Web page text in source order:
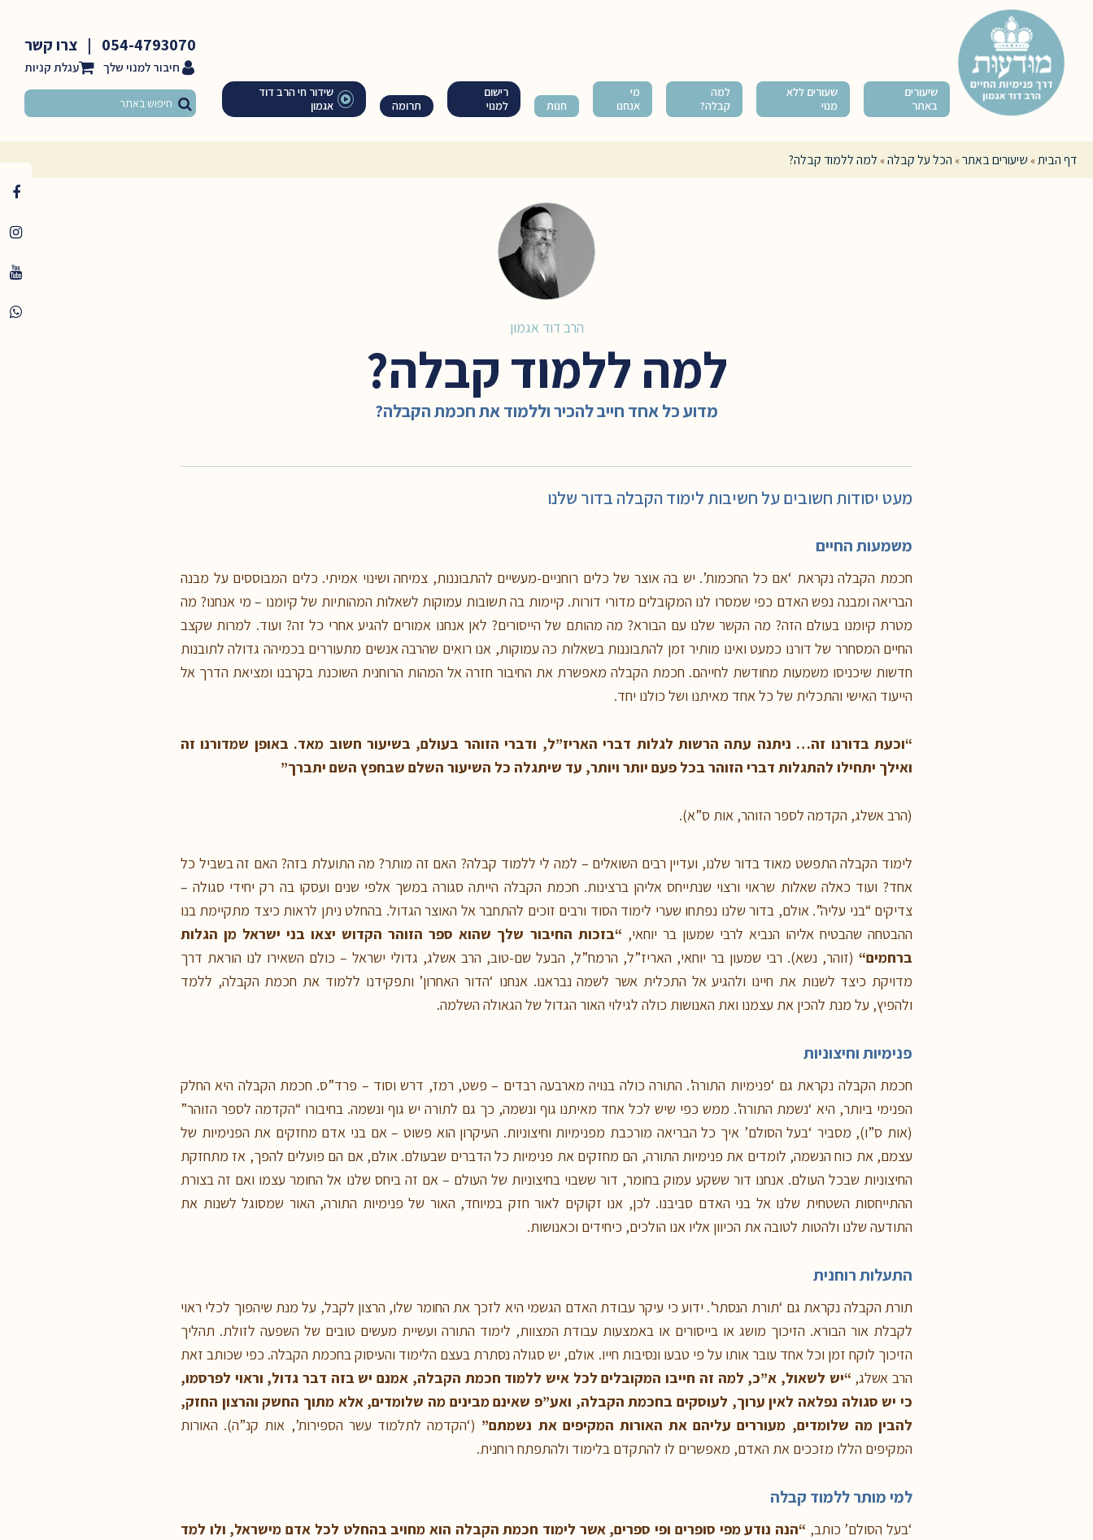
שיעורים
באתר
שעורים ללא
מנוי
למה
קבלה?
מי
אנחנו
חנות
רישום
למנוי
תרומה
שידור חי הרב דוד
אגמון
054-4793070
| צרו קשר
חיבור למנוי שלך
דף הבית» שיעורים באתר» הכל על קבלה» למה ללמוד קבלה?
הרב דוד אגמון
למה ללמוד קבלה?
מדוע כל אחד חייב להכיר וללמוד את חכמת הקבלה?
מעט יסודות חשובים על חשיבות לימוד הקבלה בדור שלנו
משמעות החיים
חכמת הקבלה נקראת ‘אם כל החכמות’. יש בה אוצר של כלים רוחניים-מעשיים להתבוננות, צמיחה ושינוי אמיתי. כלים המבוססים על מבנה
הבריאה ומבנה נפש האדם כפי שמסרו לנו המקובלים מדורי דורות. קיימות בה תשובות עמוקות לשאלות המהותיות של קיומנו – מי אנחנו? מה
מטרת קיומנו בעולם הזה? מה הקשר שלנו עם הבורא? מה מהותם של הייסורים? לאן אנחנו אמורים להגיע אחרי כל זה? ועוד. למרות שקצב
החיים המסחרר של דורנו כמעט ואינו מותיר זמן להתבוננות בשאלות כה עמוקות, אנו רואים שהרבה אנשים מתעוררים בכמיהה גדולה לתובנות
חדשות שיכניסו משמעות מחודשת לחייהם. חכמת הקבלה מאפשרת את החיבור חזרה אל המהות הרוחנית השוכנת בקרבנו ומציאת הדרך אל
הייעוד האישי והתכלית של כל אחד מאיתנו ושל כולנו יחד.
“וכעת בדורנו זה… ניתנה עתה הרשות לגלות דברי האריז”ל, ודברי הזוהר בעולם, בשיעור חשוב מאד. באופן שמדורנו זה
ואילך יתחילו להתגלות דברי הזוהר בכל פעם יותר ויותר, עד שיתגלה כל השיעור השלם שבחפץ השם יתברך”
(הרב אשלג, הקדמה לספר הזוהר, אות ס”א).
לימוד הקבלה התפשט מאוד בדור שלנו, ועדיין רבים השואלים – למה לי ללמוד קבלה? האם זה מותר? מה התועלת בזה? האם זה בשביל כל
אחד? ועוד כאלה שאלות שראוי ורצוי שנתייחס אליהן ברצינות. חכמת הקבלה הייתה סגורה במשך אלפי שנים ועסקו בה רק יחידי סגולה –
צדיקים “בני עליה”. אולם, בדור שלנו נפתחו שערי לימוד הסוד ורבים זוכים להתחבר אל האוצר הגדול. בהחלט ניתן לראות כיצד מתקיימת בנו
ההבטחה שהבטיח אליהו הנביא לרבי שמעון בר יוחאי, “בזכות החיבור שלך שהוא ספר הזוהר הקדוש יצאו בני ישראל מן הגלות
ברחמים“ (זוהר, נשא). רבי שמעון בר יוחאי, האריז”ל, הרמח”ל, הבעל שם-טוב, הרב אשלג, גדולי ישראל – כולם השאירו לנו הוראת דרך
מדויקת כיצד לשנות את חיינו ולהגיע אל התכלית אשר לשמה נבראנו. אנחנו ‘הדור האחרון’ ותפקידנו ללמוד את חכמת הקבלה, ללמד
ולהפיץ, על מנת להכין את עצמנו ואת האנושות כולה לגילוי האור הגדול של הגאולה השלמה.
פנימיות וחיצוניות
חכמת הקבלה נקראת גם ‘פנימיות התורה’. התורה כולה בנויה מארבעה רבדים – פשט, רמז, דרש וסוד – פרד”ס. חכמת הקבלה היא החלק
הפנימי ביותר, היא ‘נשמת התורה’. ממש כפי שיש לכל אחד מאיתנו גוף ונשמה, כך גם לתורה יש גוף ונשמה. בחיבורו “הקדמה לספר הזוהר”
(אות ס”ו), מסביר ‘בעל הסולם’ איך כל הבריאה מורכבת מפנימיות וחיצוניות. העיקרון הוא פשוט – אם בני אדם מחזקים את הפנימיות של
עצמם, את כוח הנשמה, לומדים את פנימיות התורה, הם מחזקים את פנימיות כל הדברים שבעולם. אולם, אם הם פועלים להפך, אז מתחזקת
החיצוניות שבכל העולם. אנחנו דור ששקע עמוק בחומר, דור ששבוי בחיצוניות של העולם – אם זה ביחס שלנו אל החומר עצמו ואם זה בצורת
ההתייחסות השטחית שלנו אל בני האדם סביבנו. לכן, אנו זקוקים לאור חזק במיוחד, האור של פנימיות התורה, האור שמסוגל לשנות את
התודעה שלנו ולהטות לטובה את הכיוון אליו אנו הולכים, כיחידים וכאנושות.
התעלות רוחנית
תורת הקבלה נקראת גם ‘תורת הנסתר’. ידוע כי עיקר עבודת האדם הגשמי היא לזכך את החומר שלו, הרצון לקבל, על מנת שיהפוך לכלי ראוי
לקבלת אור הבורא. הזיכוך מושג או בייסורים או באמצעות עבודת המצוות, לימוד התורה ועשיית מעשים טובים של השפעה לזולת. תהליך
הזיכוך לוקח זמן וכל אחד עובר אותו על פי טבעו ונסיבות חייו. אולם, יש סגולה נסתרת בעצם הלימוד והעיסוק בחכמת הקבלה. כפי שכותב זאת
הרב אשלג, “יש לשאול, א”כ, למה זה חייבו המקובלים לכל איש ללמוד חכמת הקבלה, אמנם יש בזה דבר גדול, וראוי לפרסמו,
כי יש סגולה נפלאה לאין ערוך, לעוסקים בחכמת הקבלה, ואע”פ שאינם מבינים מה שלומדים, אלא מתוך החשק והרצון החזק,
להבין מה שלומדים, מעוררים עליהם את האורות המקיפים את נשמתם” (‘הקדמה לתלמוד עשר הספירות’, אות קנ”ה). האורות
המקיפים הללו מזככים את האדם, מאפשרים לו להתקדם בלימוד ולהתפתח רוחנית.
למי מותר ללמוד קבלה
‘בעל הסולם’ כותב, “הנה נודע מפי סופרים ופי ספרים, אשר לימוד חכמת הקבלה הוא מחויב בהחלט לכל אדם מישראל, ולו למד